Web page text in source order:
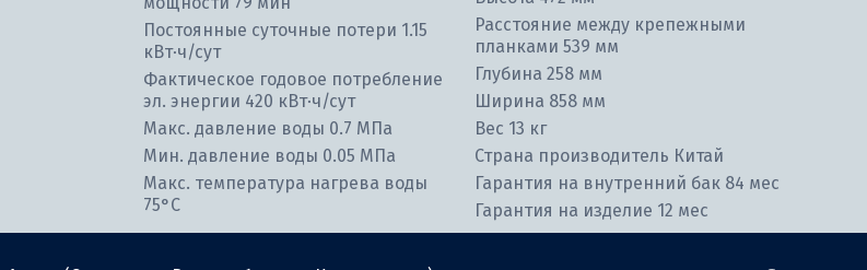
Постоянные суточные потери 1.15
кВт⋅ч/сут
Фактическое годовое потребление
эл. энергии 420 кВт⋅ч/сут
Макс. давление воды 0.7 МПа
Мин. давление воды 0.05 МПа
Макс. температура нагрева воды
75°С
Расстояние между крепежными
планками 539 мм
Глубина 258 мм
Ширина 858 мм
Вес 13 кг
Страна производитель Китай
Гарантия на внутренний бак 84 мес
Гарантия на изделие 12 мес